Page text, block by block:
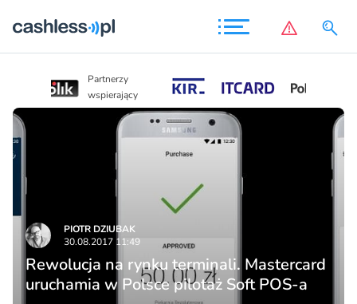
Partnerzy
wspierający
PIOTR DZIUBAK
30.08.2017 11:49
Rewolucja na rynku terminali. Mastercard
uruchamia w Polsce pilotaż Soft POS-a